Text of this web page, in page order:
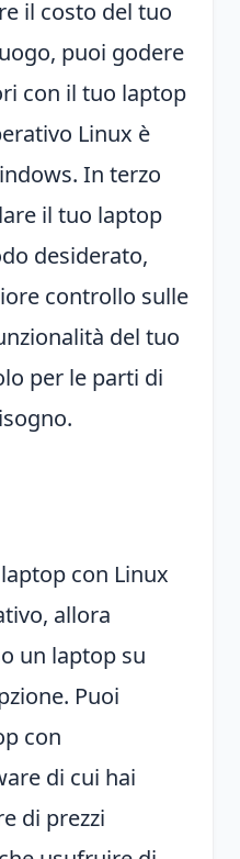
il costo del tuo
puoi godere
con il tuo laptop
Linux è
In terzo
il tuo laptop
desiderato,
controllo sulle
del tuo
per le parti di
con Linux
allora
un laptop su
Puoi
con
di cui hai
di prezzi